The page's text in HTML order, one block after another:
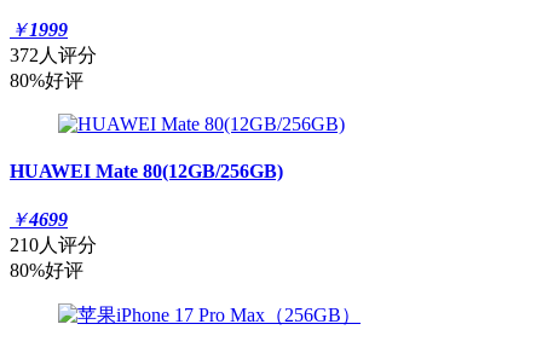
￥1999
372人评分
80%好评
HUAWEI Mate 80(12GB/256GB)
￥4699
210人评分
80%好评